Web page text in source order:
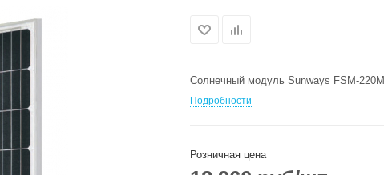
Солнечный модуль Sunways FSM-220M
Подробности
Розничная цена